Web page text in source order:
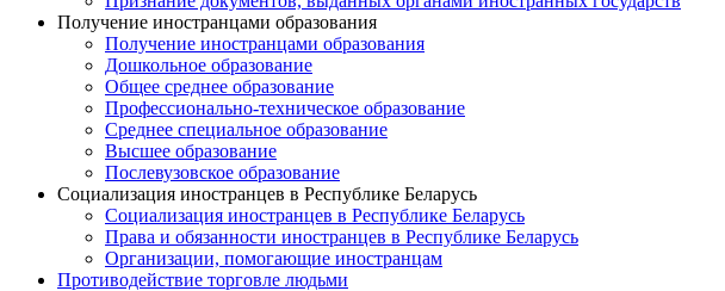
Получение иностранцами образования
Получение иностранцами образования
Дошкольное образование
Общее среднее образование
Профессионально-техническое образование
Среднее специальное образование
Высшее образование
Послевузовское образование
Социализация иностранцев в Республике Беларусь
Социализация иностранцев в Республике Беларусь
Права и обязанности иностранцев в Республике Беларусь
Oрганизации, помогающие иностранцам
Противодействие торговле людьми